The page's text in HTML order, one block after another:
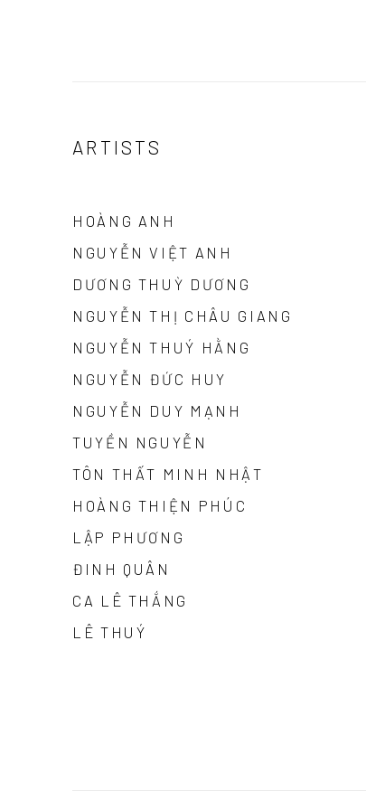
ARTISTS
HOÀNG ANH
NGUYỄN VIỆT ANH
DƯƠNG THUỲ DƯƠNG
NGUYỄN THỊ CHÂU GIANG
NGUYỄN THUÝ HẰNG
NGUYỄN ĐỨC HUY
NGUYỄN DUY MẠNH
TUYỀN NGUYỄN
TÔN THẤT MINH NHẬT
HOÀNG THIỆN PHÚC
LẬP PHƯƠNG
ĐINH QUÂN
CA LÊ THẮNG
LÊ THUÝ